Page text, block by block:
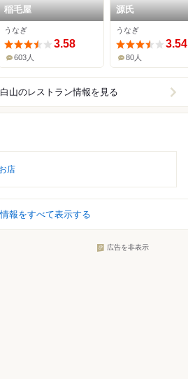
稲毛屋
うなぎ
3.58
603人
源氏
うなぎ
3.54
80人
山のレストラン情報を見る
店
報をすべて表示する
広告を非表示